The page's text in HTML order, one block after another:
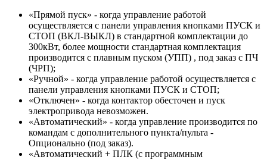
«Прямой пуск» - когда управление работой
осуществляется с панели управления кнопками ПУСК и
СТОП (ВКЛ-ВЫКЛ) в стандартной комплектации до
300кВт, более мощности стандартная комплектация
производится с плавным пуском (УПП) , под заказ с ПЧ
(ЧРП);
«Ручной» - когда управление работой осуществляется с
панели управления кнопками ПУСК и СТОП;
«Отключен» - когда контактор обесточен и пуск
электропривода невозможен.
«Автоматический» - когда управление производится по
командам с дополнительного пункта/пульта -
Опционально (под заказ).
«Автоматический + ПЛК (с программным